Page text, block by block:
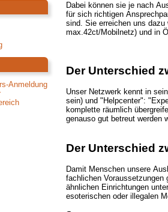
Anmeldung
Dabei können sie je nach
für sich richtigen Ansprechpartner
sind. Sie erreichen uns dazu
max.42ct/Mobilnetz) und in
Der Unterschied
Unser Netzwerk kennt in
sein) und "Helpcenter":
komplette räumlich
genauso gut betreut werden
Der Unterschied
Damit Menschen unsere
fachlichen Voraussetzungen
ähnlichen Einrichtungen
esoterischen oder illegalen